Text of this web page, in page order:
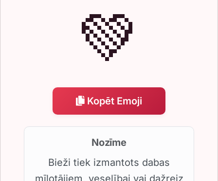
💚
Kopēt Emoji
Nozīme
Bieži tiek izmantots dabas
mīļotājiem, veselībai vai dažreiz